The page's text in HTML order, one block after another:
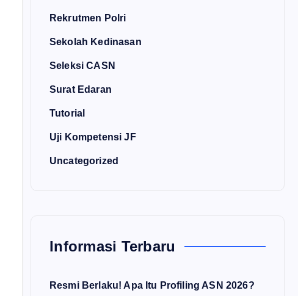
Rekrutmen Polri
Sekolah Kedinasan
Seleksi CASN
Surat Edaran
Tutorial
Uji Kompetensi JF
Uncategorized
Informasi Terbaru
Resmi Berlaku! Apa Itu Profiling ASN 2026?